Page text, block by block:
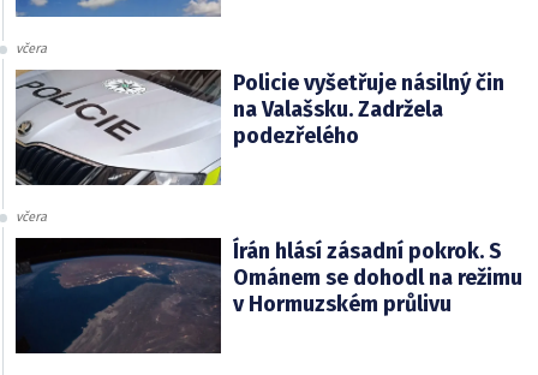
včera
Policie vyšetřuje násilný čin
na Valašsku. Zadržela
podezřelého
včera
Írán hlásí zásadní pokrok. S
Ománem se dohodl na režimu
v Hormuzském průlivu